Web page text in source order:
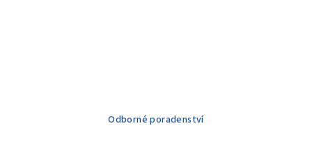
Odborné poradenství